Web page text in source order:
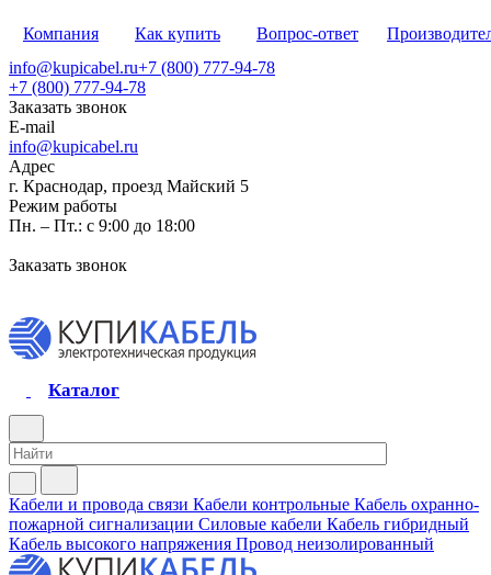
Компания Как купить Вопрос-ответ
info@kupicabel.ru+7 (800) 777-94-78
+7 (800) 777-94-78
Заказать звонок
E-mail
info@kupicabel.ru
Адрес
г. Краснодар, проезд Майский 5
Режим работы
Пн. – Пт.: с 9:00 до 18:00
Заказать звонок
Каталог
Кабели и провода связи Кабели контрольные Кабель охранно-
пожарной сигнализации Силовые кабели Кабель гибридный
Кабель высокого напряжения Провод неизолированный